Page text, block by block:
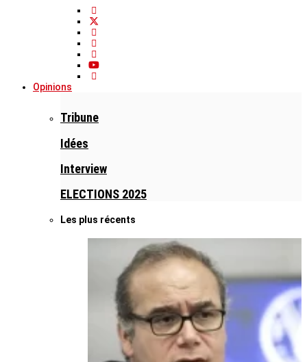
Opinions
Tribune
Idées
Interview
ELECTIONS 2025
Les plus récents